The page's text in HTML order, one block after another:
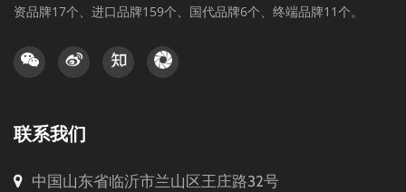
资品牌17个、进口品牌159个、国代品牌6个、终端品牌11个。
联系我们
中国山东省临沂市兰山区王庄路32号